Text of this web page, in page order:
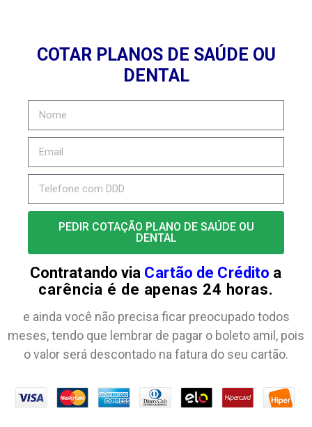
COTAR PLANOS DE SAÚDE OU
DENTAL
PEDIR COTAÇÃO PLANO DE SAÚDE OU
DENTAL
Contratando via Cartão de Crédito a
carência é de apenas 24 horas.
e ainda você não precisa ficar preocupado todos
meses, tendo que lembrar de pagar o boleto amil, pois
o valor será descontado na fatura do seu cartão.